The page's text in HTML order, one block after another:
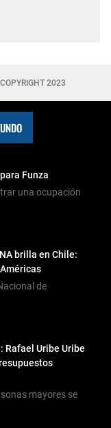
2023
Funza
una ocupación
brilla en Chile:
de
Rafael Uribe Uribe
mayores se